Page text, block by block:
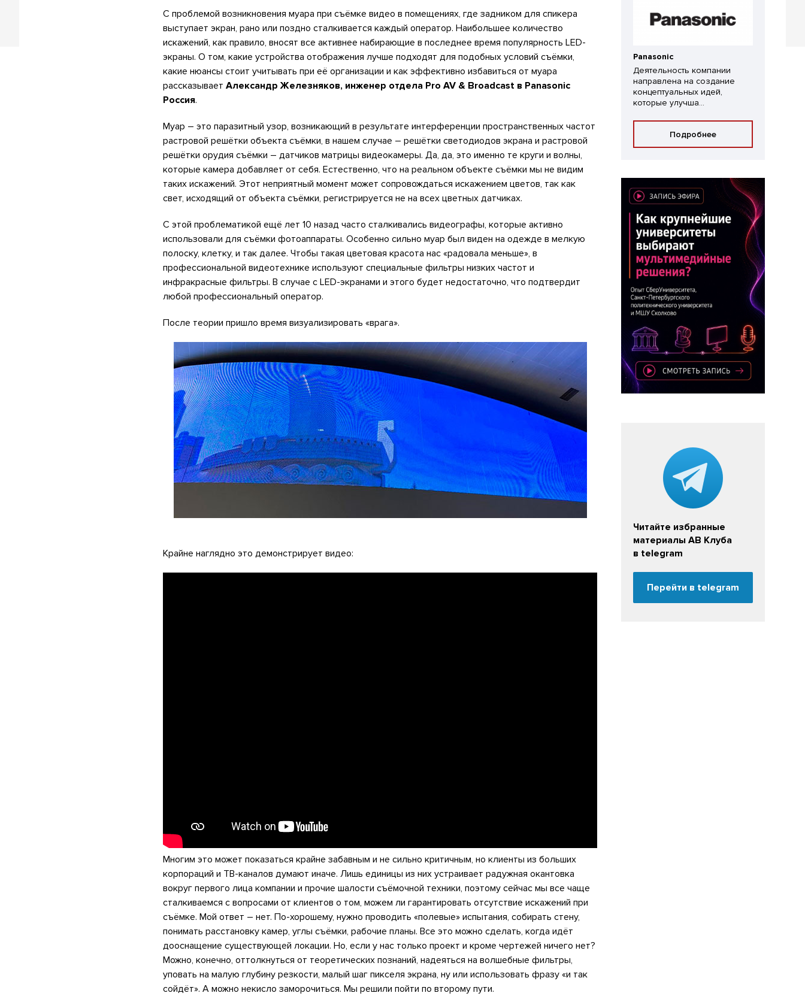
С проблемой возникновения муара при съёмке видео в помещениях, где задником для спикера
выступает экран, рано или поздно сталкивается каждый оператор. Наибольшее количество
искажений, как правило, вносят все активнее набирающие в последнее время популярность LED-
экраны. О том, какие устройства отображения лучше подходят для подобных условий съёмки,
какие нюансы стоит учитывать при её организации и как эффективно избавиться от муара
рассказывает Александр Железняков, инженер отдела Pro AV & Broadcast в Panasonic
Россия.
Муар – это паразитный узор, возникающий в результате интерференции пространственных частот
растровой решётки объекта съёмки, в нашем случае – решётки светодиодов экрана и растровой
решётки орудия съёмки – датчиков матрицы видеокамеры. Да, да, это именно те круги и волны,
которые камера добавляет от себя. Естественно, что на реальном объекте съёмки мы не видим
таких искажений. Этот неприятный момент может сопровождаться искажением цветов, так как
свет, исходящий от объекта съёмки, регистрируется не на всех цветных датчиках.
С этой проблематикой ещё лет 10 назад часто сталкивались видеографы, которые активно
использовали для съёмки фотоаппараты. Особенно сильно муар был виден на одежде в мелкую
полоску, клетку, и так далее. Чтобы такая цветовая красота нас «радовала меньше», в
профессиональной видеотехнике используют специальные фильтры низких частот и
инфракрасные фильтры. В случае с LED-экранами и этого будет недостаточно, что подтвердит
любой профессиональный оператор.
После теории пришло время визуализировать «врага».
Крайне наглядно это демонстрирует видео:
Многим это может показаться крайне забавным и не сильно критичным, но клиенты из больших
корпораций и ТВ-каналов думают иначе. Лишь единицы из них устраивает радужная окантовка
вокруг первого лица компании и прочие шалости съёмочной техники, поэтому сейчас мы все чаще
сталкиваемся с вопросами от клиентов о том, можем ли гарантировать отсутствие искажений при
съёмке. Мой ответ – нет. По-хорошему, нужно проводить «полевые» испытания, собирать стену,
понимать расстановку камер, углы съёмки, рабочие планы. Все это можно сделать, когда идёт
дооснащение существующей локации. Но, если у нас только проект и кроме чертежей ничего нет?
Можно, конечно, оттолкнуться от теоретических познаний, надеяться на волшебные фильтры,
уповать на малую глубину резкости, малый шаг пикселя экрана, ну или использовать фразу «и так
сойдёт». А можно некисло заморочиться. Мы решили пойти по второму пути.
Panasonic
Деятельность компании
направлена на создание
концептуальных идей,
которые улучша...
Подробнее
Читайте избранные
материалы АВ Клуба
в telegram
Перейти в telegram